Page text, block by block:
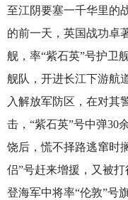
至江阴要塞一千华里的
的前一天，英国战功卓
舰，率“紫石英”号护卫
舰队，开进长江下游航
入解放军防区，在对其
击，“紫石英”号中弹30
饶后，慌不择路逃窜时
侣”号赶来增援，又被
登海军中将率“伦敦”号